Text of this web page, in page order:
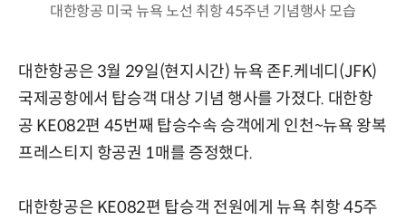
대한항공 미국 뉴욕 노선 취항 45주년 기념행사 모습
대한항공은 3월 29일(현지시간) 뉴욕 존F.케네디(JFK)
국제공항에서 탑승객 대상 기념 행사를 가졌다. 대한항
공 KE082편 45번째 탑승수속 승객에게 인천~뉴욕 왕복
프레스티지 항공권 1매를 증정했다.
대한항공은 KE082편 탑승객 전원에게 뉴욕 취항 45주